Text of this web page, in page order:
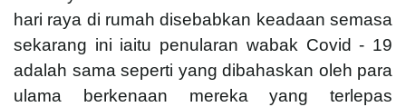
hari raya di rumah disebabkan keadaan semasa
sekarang ini iaitu penularan wabak Covid - 19
adalah sama seperti yang dibahaskan oleh para
ulama berkenaan mereka yang terlepas